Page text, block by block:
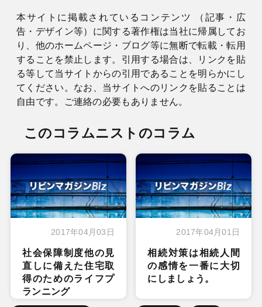
本サイトに掲載されているコンテンツ （記事・広
告・デザイン等）に関する著作権は当社に帰属してお
り、他のホームページ・ブログ等に無断で転載・転用
することを禁止します。引用する場合は、リンクを貼
る等して当サイトからの引用であることを明らかにし
てください。なお、当サイトへのリンクを貼ることは
自由です。ご連絡の必要もありません。
このコラムニストのコラム
2017年04月03日
社会保障制度他の見
直しに備えた住宅取
得のためのライフプ
ランニング
2017年04月01日
相続対策は相続人間
の感情を一番に大切
にしましょう。